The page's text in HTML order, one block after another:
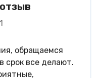
обращаемся
срок все делают.